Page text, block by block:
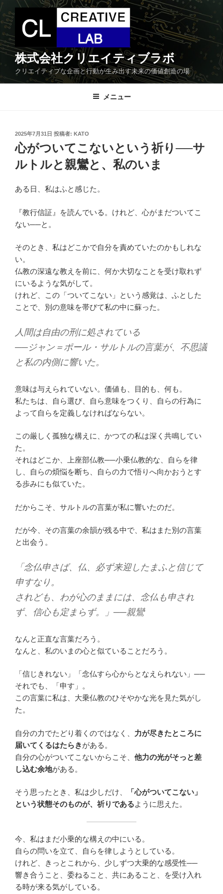
コ
ン
テ
ン
ツ
株式会社クリエイティブラボ
クリエイティブな企画と行動が生み出す未来の価値創造の場
メニュー
投
稿
日:
2025年7月31日 投稿者: KATO
心がついてこないという祈り──サ
ルトルと親鸞と、私のいま
ある日、私はふと感じた。
『教行信証』を読んでいる。けれど、心がまだついてこ
ない──と。
そのとき、私はどこかで自分を責めていたのかもしれな
い。
仏教の深遠な教えを前に、何か大切なことを受け取れず
にいるような気がして。
けれど、この「ついてこない」という感覚は、ふとした
ことで、別の意味を帯びて私の中に蘇った。
人間は自由の刑に処されている
──ジャン＝ポール・サルトルの言葉が、不思議
と私の内側に響いた。
意味は与えられていない。価値も、目的も、何も。
私たちは、自ら選び、自ら意味をつくり、自らの行為に
よって自らを定義しなければならない。
この厳しく孤独な構えに、かつての私は深く共鳴してい
た。
それはどこか、上座部仏教──小乗仏教的な、自らを律
し、自らの煩悩を断ち、自らの力で悟りへ向かおうとす
る歩みにも似ていた。
だからこそ、サルトルの言葉が私に響いたのだ。
だが今、その言葉の余韻が残る中で、私はまた別の言葉
と出会う。
「念仏申さば、仏、必ず来迎したまふと信じて
申すなり。
されども、わが心のままには、念仏も申され
ず、信心も定まらず。」──親鸞
なんと正直な言葉だろう。
なんと、私のいまの心と似ていることだろう。
「信じきれない」「念仏すら心からとなえられない」──
それでも、「申す」。
この言葉に私は、大乗仏教のひそやかな光を見た気がし
た。
自分の力でたどり着くのではなく、 力が尽きたところに
届いてくるはたらきがある。
自分の心がついてこないからこそ、 他力の光がそっと差
し込む余地がある。
そう思ったとき、私は少しだけ、
「心がついてこない」
という状態そのものが、祈りであるように思えた。
今、私はまだ小乗的な構えの中にいる。
自らの問いを立て、自らを律しようとしている。
けれど、きっとこれから、少しずつ大乗的な感受性──
響き合うこと、委ねること、共にあること、を受け入れ
る時が来る気がしている。